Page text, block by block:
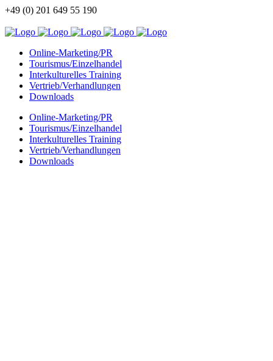
+49 (0) 201 649 55 190
Online-Marketing/PR
Tourismus/Einzelhandel
Interkulturelles Training
Vertrieb/Verhandlungen
Downloads
Online-Marketing/PR
Tourismus/Einzelhandel
Interkulturelles Training
Vertrieb/Verhandlungen
Downloads